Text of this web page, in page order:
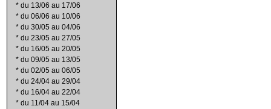
* du 13/06 au 17/06
* du 06/06 au 10/06
* du 30/05 au 04/06
* du 23/05 au 27/05
* du 16/05 au 20/05
* du 09/05 au 13/05
* du 02/05 au 06/05
* du 24/04 au 29/04
* du 16/04 au 22/04
* du 11/04 au 15/04